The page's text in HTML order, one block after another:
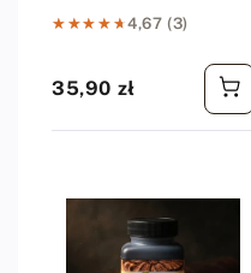
★★★★★
★★★★★4,67 (3)
Cena regularna
35,90 zł